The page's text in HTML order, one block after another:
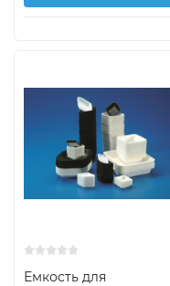
Емкость для